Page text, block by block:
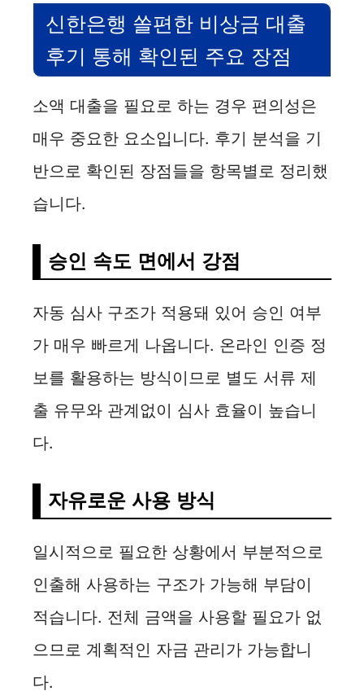
신한은행 쏠편한 비상금 대출
후기 통해 확인된 주요 장점
소액 대출을 필요로 하는 경우 편의성은
매우 중요한 요소입니다. 후기 분석을 기
반으로 확인된 장점들을 항목별로 정리했
습니다.
승인 속도 면에서 강점
자동 심사 구조가 적용돼 있어 승인 여부
가 매우 빠르게 나옵니다. 온라인 인증 정
보를 활용하는 방식이므로 별도 서류 제
출 유무와 관계없이 심사 효율이 높습니
다.
자유로운 사용 방식
일시적으로 필요한 상황에서 부분적으로
인출해 사용하는 구조가 가능해 부담이
적습니다. 전체 금액을 사용할 필요가 없
으므로 계획적인 자금 관리가 가능합니
다.